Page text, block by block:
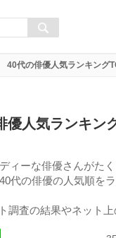
40代の俳優人気ランキング
優人気ランキン
ィーな俳優さんがた
代の俳優の人気順を
調査の結果やネット